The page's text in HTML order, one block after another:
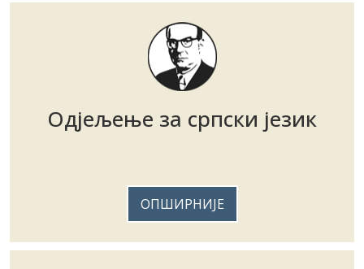
Одјељење за српски језик
ОПШИРНИЈЕ